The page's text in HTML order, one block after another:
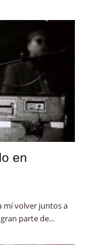
en
mí volver juntos a
parte de...